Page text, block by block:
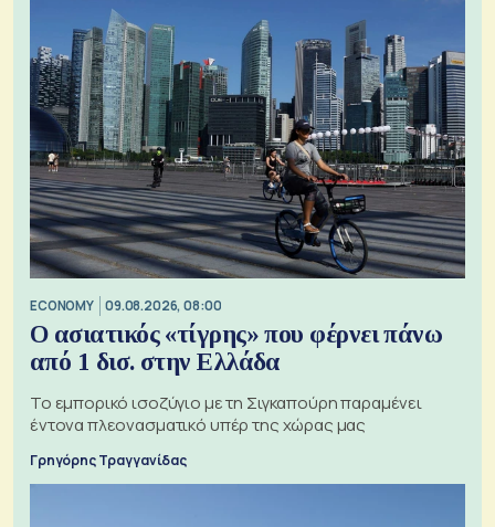
ECONOMY 09.08.2026, 08:00
Ο ασιατικός «τίγρης» που φέρνει πάνω
από 1 δισ. στην Ελλάδα
Το εμπορικό ισοζύγιο με τη Σιγκαπούρη παραμένει
έντονα πλεονασματικό υπέρ της χώρας μας
Γρηγόρης Τραγγανίδας